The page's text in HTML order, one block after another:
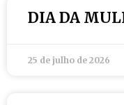
DIA DA
25 de julho de 2026